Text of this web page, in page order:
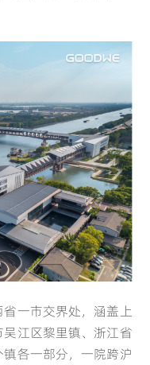
一市交界处，涵盖上
江区黎里镇、浙江省
各一部分，一院跨沪